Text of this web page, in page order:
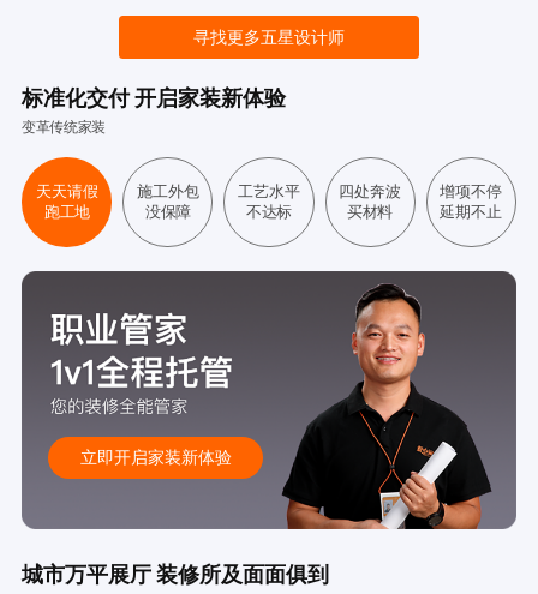
寻找更多五星设计师
标准化交付 开启家装新体验
变革传统家装
天天请假
跑工地
施工外包
没保障
工艺水平
不达标
四处奔波
买材料
增项不停
延期不止
立即开启家装新体验
城市万平展厅 装修所及面面俱到